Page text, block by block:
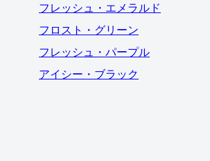
フレッシュ・エメラルド
フロスト・グリーン
フレッシュ・パープル
アイシー・ブラック